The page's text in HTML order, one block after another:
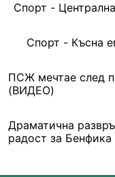
Спорт -
Спорт - Късна
ПСЖ мечтае след
(ВИДЕО)
Драматична
радост за